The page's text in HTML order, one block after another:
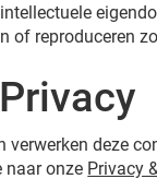
of
deze
naar onze Privacy